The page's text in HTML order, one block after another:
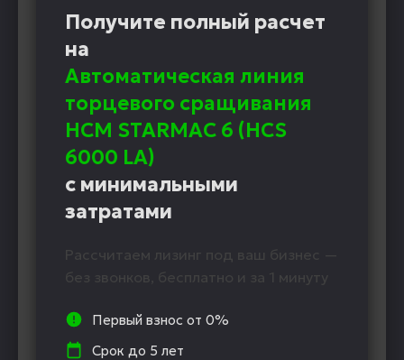
Получите полный расчет
на
Автоматическая линия
торцевого сращивания
HCM STARMAC 6 (HCS
6000 LA)
с минимальными
затратами
Рассчитаем лизинг под ваш бизнес —
без звонков, бесплатно и за 1 минуту
Первый взнос от 0%
Срок до 5 лет